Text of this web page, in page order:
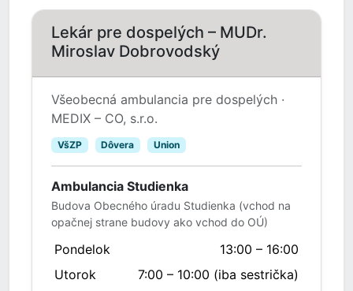
Lekár pre dospelých – MUDr.
Miroslav Dobrovodský
Všeobecná ambulancia pre dospelých ·
MEDIX – CO, s.r.o.
VšZP Dôvera Union
Ambulancia Studienka
Budova Obecného úradu Studienka (vchod na
opačnej strane budovy ako vchod do OÚ)
Pondelok
13:00 – 16:00
Utorok
7:00 – 10:00 (iba sestrička)